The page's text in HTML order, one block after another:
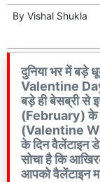
By Vishal Shukla
दुनिया भर में बड़े
Valentine Day)
बड़े ही बेसब्री से
(February) के
(Valentine
के दिन वैलेंटाइन
सोचा है कि
आपको वैलेंटाइन